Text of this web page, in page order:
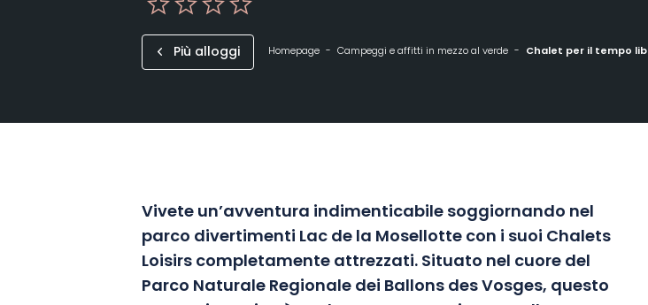
Più alloggi Homepage Campeggi e affitti in mezzo al verde Chalet per il tempo libero completamente attrezzati nel cuore del Parco Naturale Regionale
Vivete un’avventura indimenticabile soggiornando nel
parco divertimenti Lac de la Mosellotte con i suoi Chalets
Loisirs completamente attrezzati. Situato nel cuore del
Parco Naturale Regionale dei Ballons des Vosges, questo